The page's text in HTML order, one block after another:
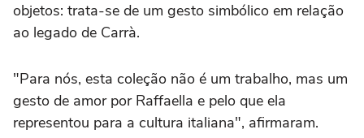
objetos: trata-se de um gesto simbólico em relação
ao legado de Carrà.
"Para nós, esta coleção não é um trabalho, mas um
gesto de amor por Raffaella e pelo que ela
representou para a cultura italiana", afirmaram.